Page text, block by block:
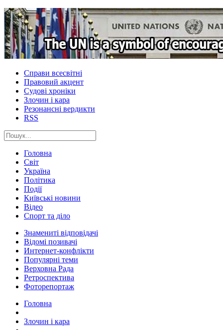
Справи всесвітні
Правовий акцент
Судові хроніки
Злочин і кара
Резонансні вердикти
RSS
Головна
Світ
Україна
Політика
Події
Київські новини
Відео
Спорт та діло
Знамениті відповідачі
Відомі позивачі
Интернет-конфлікти
Популярні теми
Верховна Рада
Ретроспектива
Фоторепортаж
Головна
Злочин і кара